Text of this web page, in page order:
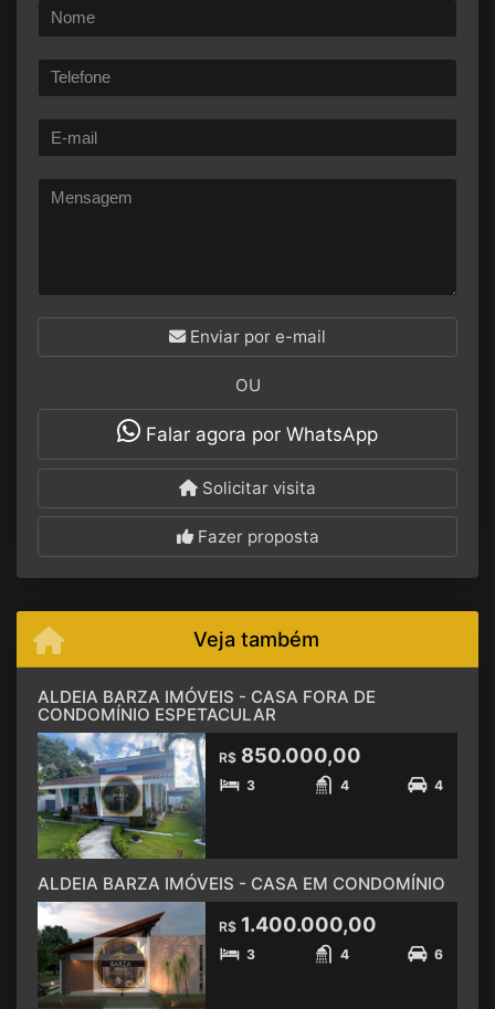
Enviar por e-mail
OU
Falar agora por WhatsApp
Solicitar visita
Fazer proposta
Veja também
ALDEIA BARZA IMÓVEIS - CASA FORA DE
CONDOMÍNIO ESPETACULAR
R$ 850.000,00
3 4 4
ALDEIA BARZA IMÓVEIS - CASA EM CONDOMÍNIO
R$ 1.400.000,00
3 4 6